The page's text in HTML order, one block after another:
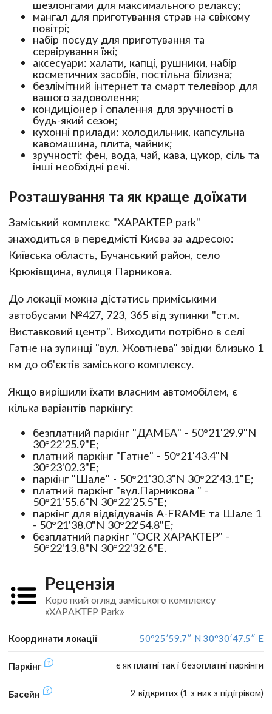
шезлонгами для максимального релаксу;
мангал для приготування страв на свіжому
повітрі;
набір посуду для приготування та
сервірування їжі;
аксесуари: халати, капці, рушники, набір
косметичних засобів, постільна білизна;
безлімітний інтернет та смарт телевізор для
вашого задоволення;
кондиціонер і опалення для зручності в
будь-який сезон;
кухонні прилади: холодильник, капсульна
кавомашина, плита, чайник;
зручності: фен, вода, чай, кава, цукор, сіль та
інші необхідні речі.
Розташування та як краще доїхати
Заміський комплекс "ХАРАКТЕР park"
знаходиться в передмісті Києва за адресою:
Київська область, Бучанський район, село
Крюківщина, вулиця Парникова.
До локації можна дістатись приміськими
автобусами №427, 723, 365 від зупинки "ст.м.
Виставковий центр". Виходити потрібно в селі
Гатне на зупинці "вул. Жовтнева" звідки близько 1
км до об'єктів заміського комплексу.
Якщо вирішили їхати власним автомобілем, є
кілька варіантів паркінгу:
безплатний паркінг "ДАМБА" - 50°21'29.9"N
30°22'25.9"E;
платний паркінг "Гатне" - 50°21'43.4"N
30°23'02.3"E;
паркінг "Шале" - 50°21'30.3"N 30°22'43.1"E;
платний паркінг "вул.Парникова " -
50°21'55.6"N 30°22'25.5"E;
паркінг для відвідувачів A-FRAME та Шале 1
- 50°21'38.0"N 30°22'54.8"E;
безплатний паркінг "OCR ХАРАКТЕР" -
50°22'13.8"N 30°22'32.6"E.
Рецензія
Короткий огляд заміського комплексу
«ХАРАКТЕР Park»
Координати локації 50°25′59.7″ N 30°30′47.5″ E
Паркінг є як платні так і безоплатні паркінги
Басейн 2 відкритих (1 з них з підігрівом)